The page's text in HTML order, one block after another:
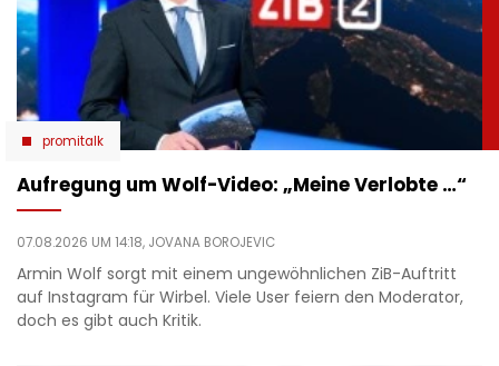
promitalk
Aufregung um Wolf-Video: „Meine Verlobte …“
07.08.2026 UM 14:18, JOVANA BOROJEVIC
Armin Wolf sorgt mit einem ungewöhnlichen ZiB-Auftritt
auf Instagram für Wirbel. Viele User feiern den Moderator,
doch es gibt auch Kritik.